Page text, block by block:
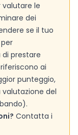
valutare le
dei
se il tuo
di prestare
ai
punteggio,
valutazione del
Contatta i